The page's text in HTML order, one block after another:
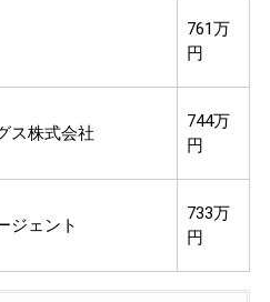
761万
円
ス株式会社
744万
円
ジェント
733万
円